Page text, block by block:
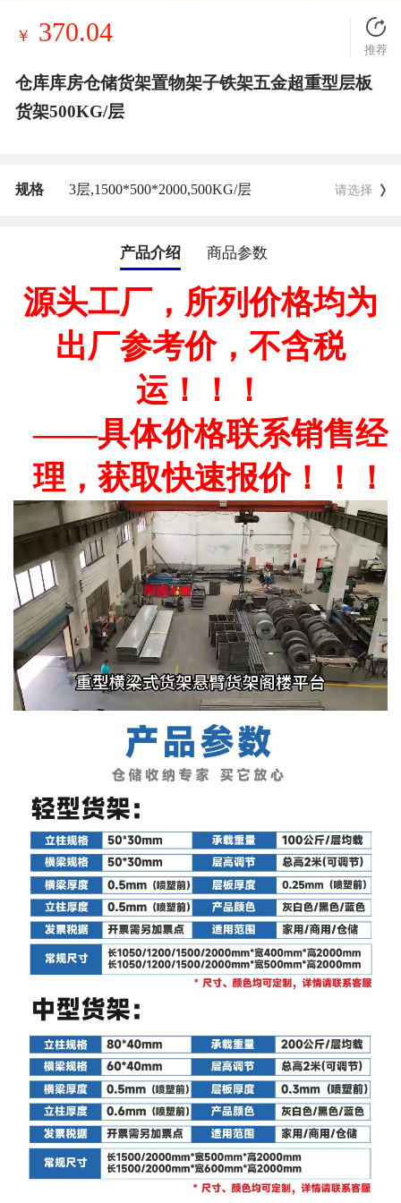
￥ 370.04
推荐
仓库库房仓储货架置物架子铁架五金超重型层板
货架500KG/层
规格 3层,1500*500*2000,500KG/层 请选择
产品介绍 商品参数
源头工厂，所列价格均为
出厂参考价，不含税
运！！！
——具体价格联系销售经
理，获取快速报价！！！